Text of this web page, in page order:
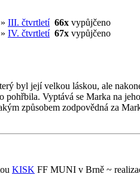
III. čtvrtletí 66x vypůjčeno
IV. čtvrtletí 67x vypůjčeno
byl její velkou láskou, ale
Vyptává se Marka na
způsobem zodpovědná za
KISK FF MUNI v Brně ~